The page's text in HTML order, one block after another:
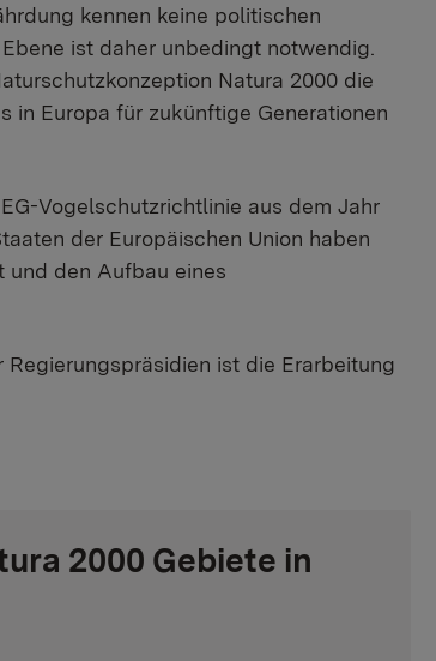
kennen keine politischen
ist daher unbedingt notwendig.
Natura 2000 die
in Europa für zukünftige Generationen
Vogelschutzrichtlinie aus dem Jahr
der Europäischen Union haben
und den Aufbau eines
ist die Erarbeitung
2000 Gebiete in